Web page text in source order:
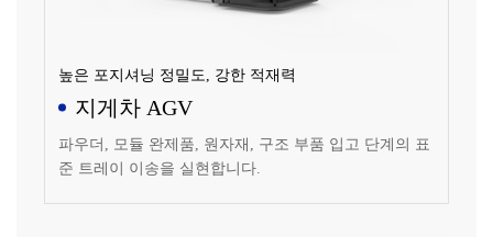
높은 포지셔닝 정밀도, 강한 적재력
지게차 AGV
파우더, 모듈 완제품, 원자재, 구조 부품 입고 단계의 표
준 트레이 이송을 실현합니다.